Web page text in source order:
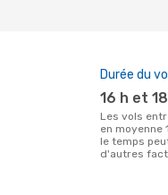
Durée du vol
16 h et
Les vols entre Paris et Tijuana prennent
en moyenne
le temps
d'autres